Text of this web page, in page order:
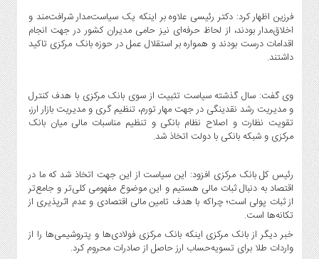
صنایع
غذایی
سیاسی
و
بین
الملل
نگاه
روز
فرزین اظهار کرد: دکتر رئیسی علاوه بر اینکه یک سیاست‌مدار شرافت‌مند و
اخلاق‌مدار بودند، از لحاظ حرفه‌ای نیز حامی مدیران کشور در جهت انجام
اقدامات درست بودند و همواره بر استقلال عمل در حوزه بانک مرکزی تاکید
داشتند.
وی گفت: سال گذشته سیاست تثبیت از سوی بانک مرکزی با هدف کنترل
و مدیریت رشد نقدینگی در جهت مهار تورم، تنظیم گری و مدیریت بازار ارز،
تقویت نظارت و اصلاح نظام بانکی و تنظیم مناسبات مالی میان بانک
مرکزی و شبکه بانکی با دولت اتخاذ شد.
رئیس کل بانک مرکزی افزود: این سیاست از این جهت اتخاذ شد که ما در
اقتصاد به دنبال ثبات مالی هستیم و این موضوع مفهومی کلی‌تر و جامع‌تر
از ثبات پولی است؛ چراکه با هدف تامین مالی اقتصادی و عدم اثرپذیری از
تکانه‌ها است.
خبر دیگر از بانک مرکزی اینکه بانک مرکزی فولادی‌ها و پتروشیمی‌ها را از
واردات طلا برای تسویه‌حساب ارز حاصل از صادرات محروم کرد.